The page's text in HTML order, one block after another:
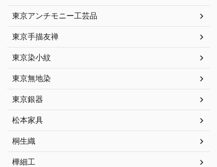
東京アンチモニー工芸品
東京手描友禅
東京染小紋
東京無地染
東京銀器
松本家具
桐生織
樺細工